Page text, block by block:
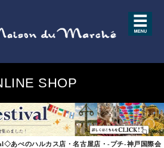
SHOP
あべのハルカス店・名古屋店・-プチ-神戸国際会